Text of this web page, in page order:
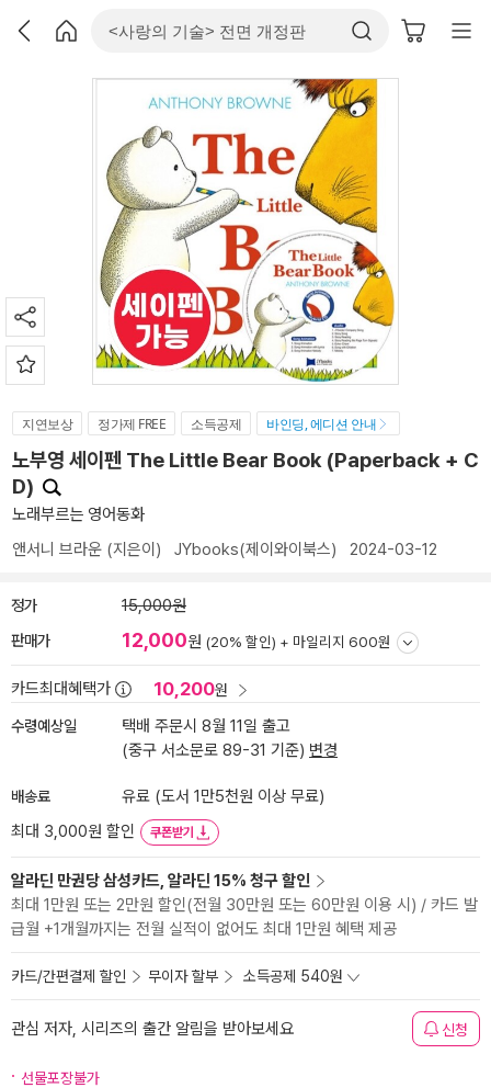
지연보상 정가제 FREE 소득공제 바인딩, 에디션 안내
노부영 세이펜 The Little Bear Book (Paperback + C
D)
노래부르는 영어동화
앤서니 브라운 (지은이) JYbooks(제이와이북스) 2024-03-12
정가 15,000원
판매가 12,000원 (20% 할인) + 마일리지 600원
카드최대혜택가 10,200원
수령예상일
택배 주문시 8월 11일 출고
(중구 서소문로 89-31 기준) 변경
배송료
유료 (도서 1만5천원 이상 무료)
최대 3,000원 할인
쿠폰받기
알라딘 만권당 삼성카드, 알라딘 15% 청구 할인
최대 1만원 또는 2만원 할인(전월 30만원 또는 60만원 이용 시) / 카드 발
급월 +1개월까지는 전월 실적이 없어도 최대 1만원 혜택 제공
카드/간편결제 할인 무이자 할부 소득공제 540원
관심 저자, 시리즈의 출간 알림을 받아보세요 신청
선물포장불가